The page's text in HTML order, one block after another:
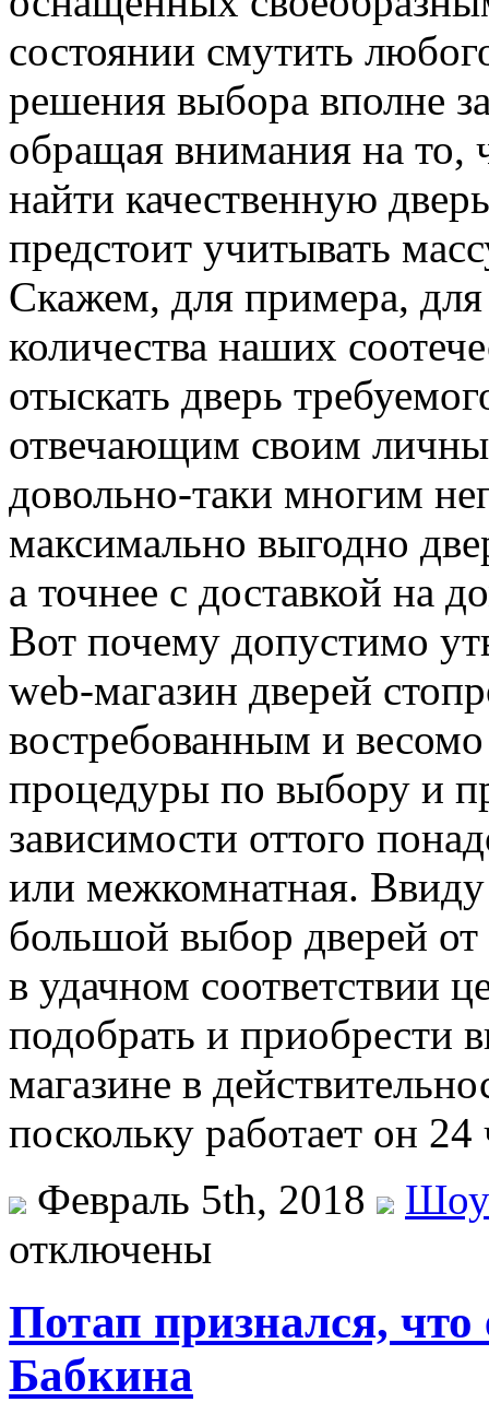
состоянии смутить
решения выбора вполне
обращая внимания на то,
найти качественную
предстоит учитывать
Скажем, для примера,
количества наших
отыскать дверь
отвечающим своим
довольно-таки многим
максимально выгодно
а точнее с доставкой на
Вот почему допустимо
web-магазин дверей
востребованным и
процедуры по выбору и
зависимости оттого
или межкомнатная. Ввиду
большой выбор дверей от
в удачном соответствии
подобрать и приобрести
магазине в
поскольку работает он
Февраль 5th, 2018
отключены
Потап признался,
Бабкина